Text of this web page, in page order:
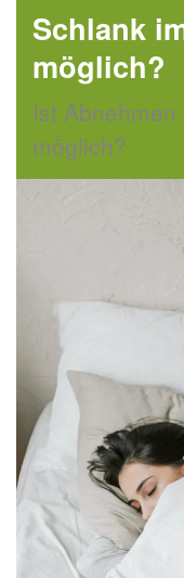
Schlank
möglich?
Ist
möglich?